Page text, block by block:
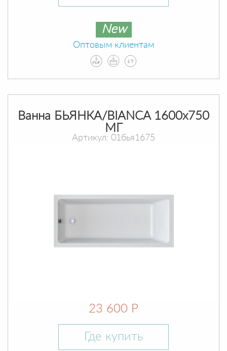
New
Оптовым клиентам
Ванна БЬЯНКА/BIANCA 1600х750
МГ
Артикул: 01бья1675
23 600 Р
Где купить